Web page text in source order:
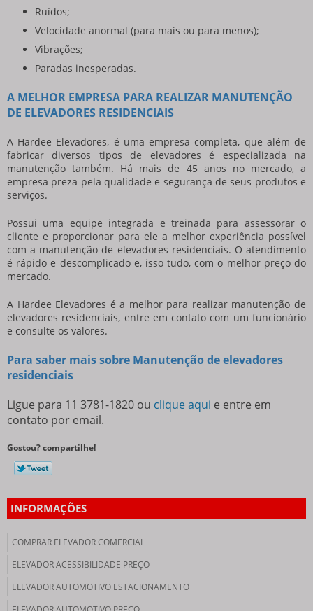
Ruídos;
Velocidade anormal (para mais ou para menos);
Vibrações;
Paradas inesperadas.
A MELHOR EMPRESA PARA REALIZAR MANUTENÇÃO
DE ELEVADORES RESIDENCIAIS
A Hardee Elevadores, é uma empresa completa, que além de
fabricar diversos tipos de elevadores é especializada na
manutenção também. Há mais de 45 anos no mercado, a
empresa preza pela qualidade e segurança de seus produtos e
serviços.
Possui uma equipe integrada e treinada para assessorar o
cliente e proporcionar para ele a melhor experiência possível
com a manutenção de elevadores residenciais. O atendimento
é rápido e descomplicado e, isso tudo, com o melhor preço do
mercado.
A Hardee Elevadores é a melhor para realizar manutenção de
elevadores residenciais, entre em contato com um funcionário
e consulte os valores.
Para saber mais sobre Manutenção de elevadores
residenciais
Ligue para 11 3781-1820 ou clique aqui e entre em
contato por email.
Gostou? compartilhe!
INFORMAÇÕES
COMPRAR ELEVADOR COMERCIAL
ELEVADOR ACESSIBILIDADE PREÇO
ELEVADOR AUTOMOTIVO ESTACIONAMENTO